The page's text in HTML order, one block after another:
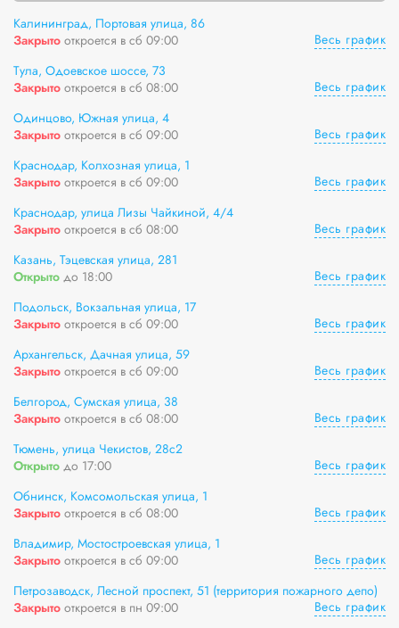
Калининград, Портовая улица, 86
Закрыто откроется в сб 09:00
Весь график
Тула, Одоевское шоссе, 73
Закрыто откроется в сб 08:00
Весь график
Одинцово, Южная улица, 4
Закрыто откроется в сб 09:00
Весь график
Краснодар, Колхозная улица, 1
Закрыто откроется в сб 09:00
Весь график
Краснодар, улица Лизы Чайкиной, 4/4
Закрыто откроется в сб 08:00
Весь график
Казань, Тэцевская улица, 281
Открыто до 18:00
Весь график
Подольск, Вокзальная улица, 17
Закрыто откроется в сб 09:00
Весь график
Архангельск, Дачная улица, 59
Закрыто откроется в сб 09:00
Весь график
Белгород, Сумская улица, 38
Закрыто откроется в сб 08:00
Весь график
Тюмень, улица Чекистов, 28с2
Открыто до 17:00
Весь график
Обнинск, Комсомольская улица, 1
Закрыто откроется в сб 08:00
Весь график
Владимир, Мостостроевская улица, 1
Закрыто откроется в сб 09:00
Весь график
Петрозаводск, Лесной проспект, 51 (территория пожарного депо)
Закрыто откроется в пн 09:00
Весь график